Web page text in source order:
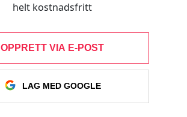
helt kostnadsfritt
OPPRETT VIA E-POST
LAG MED GOOGLE